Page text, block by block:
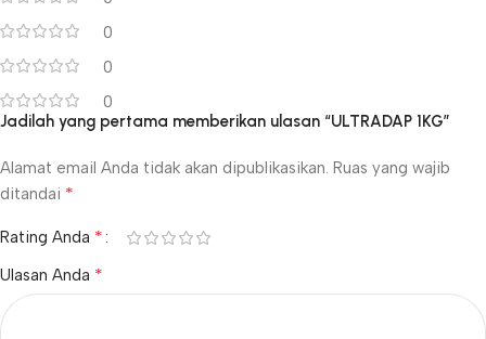
0
0
0
Jadilah yang pertama memberikan ulasan “ULTRADAP 1KG”
Alamat email Anda tidak akan dipublikasikan. Ruas yang wajib
ditandai *
Rating Anda *
Ulasan Anda *